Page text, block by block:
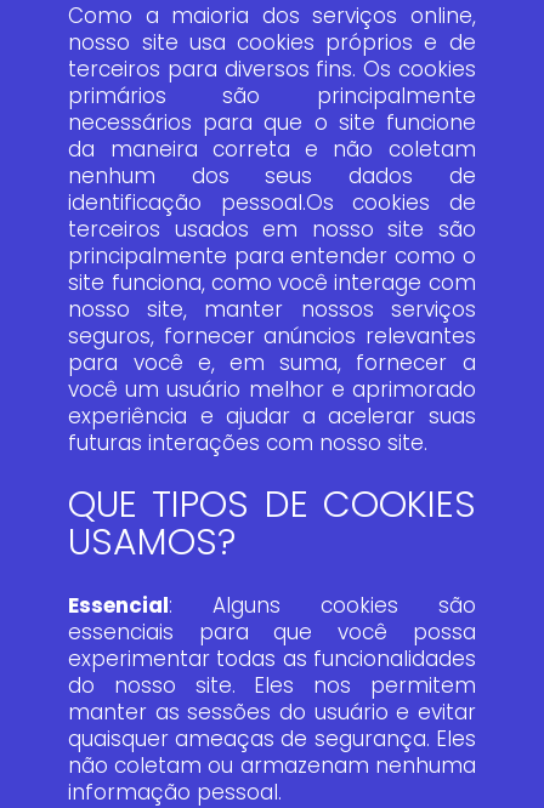
Como a maioria dos serviços online,
nosso site usa cookies próprios e de
terceiros para diversos fins. Os cookies
primários são principalmente
necessários para que o site funcione
da maneira correta e não coletam
nenhum dos seus dados de
identificação pessoal.Os cookies de
terceiros usados em nosso site são
principalmente para entender como o
site funciona, como você interage com
nosso site, manter nossos serviços
seguros, fornecer anúncios relevantes
para você e, em suma, fornecer a
você um usuário melhor e aprimorado
experiência e ajudar a acelerar suas
futuras interações com nosso site.
QUE TIPOS DE COOKIES
USAMOS?
Essencial: Alguns cookies são
essenciais para que você possa
experimentar todas as funcionalidades
do nosso site. Eles nos permitem
manter as sessões do usuário e evitar
quaisquer ameaças de segurança. Eles
não coletam ou armazenam nenhuma
informação pessoal.